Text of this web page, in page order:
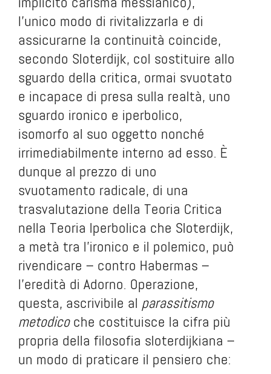
l’unico modo di rivitalizzarla e di
assicurarne la continuità coincide,
secondo Sloterdijk, col sostituire allo
sguardo della critica, ormai svuotato
e incapace di presa sulla realtà, uno
sguardo ironico e iperbolico,
isomorfo al suo oggetto nonché
irrimediabilmente interno ad esso. È
dunque al prezzo di uno
svuotamento radicale, di una
trasvalutazione della Teoria Critica
nella Teoria Iperbolica che Sloterdijk,
a metà tra l’ironico e il polemico, può
rivendicare – contro Habermas –
l’eredità di Adorno. Operazione,
questa, ascrivibile al parassitismo
metodicoche costituisce la cifra più
propria della filosofia sloterdijkiana –
un modo di praticare il pensiero che: